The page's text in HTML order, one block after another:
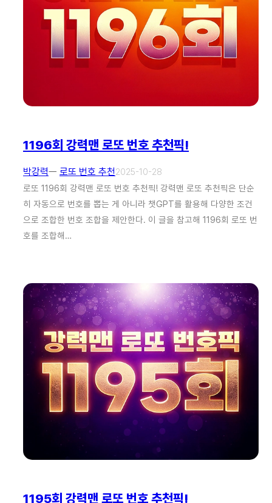
1196회 강력맨 로또 번호 추천픽!
박강력ㅡ 로또 번호 추천2025-10-28
로또 1196회 강력맨 로또 번호 추천픽! 강력맨 로또 추천픽은 단순
히 자동으로 번호를 뽑는 게 아니라 챗GPT를 활용해 다양한 조건
으로 조합한 번호 조합을 제안한다. 이 글을 참고해 1196회 로또 번
호를 조합해…
1195회 강력맨 로또 번호 추천픽!